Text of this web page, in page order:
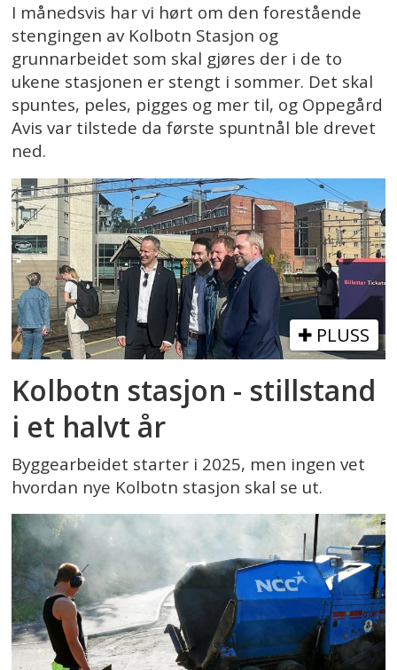
I månedsvis har vi hørt om den forestående
stengingen av Kolbotn Stasjon og
grunnarbeidet som skal gjøres der i de to
ukene stasjonen er stengt i sommer. Det skal
spuntes, peles, pigges og mer til, og Oppegård
Avis var tilstede da første spuntnål ble drevet
ned.
PLUSS
Kolbotn stasjon - stillstand
i et halvt år
Byggearbeidet starter i 2025, men ingen vet
hvordan nye Kolbotn stasjon skal se ut.